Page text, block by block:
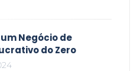
Negócio de
do Zero